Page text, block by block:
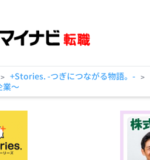
> +Stories. -つぎにつながる物語。- >
業～